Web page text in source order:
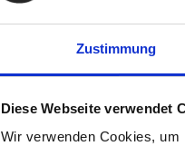
Zustimmung
Diese Webseite verwendet
Wir verwenden Cookies,